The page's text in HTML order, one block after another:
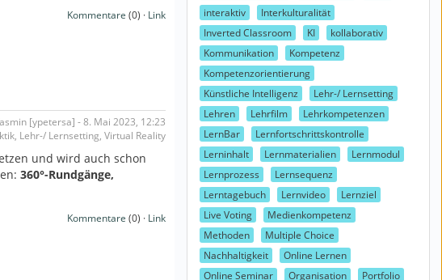
Kommentare (0) · Link
[ypetersa] - 8. Mai 2023, 12:23
Lehr-/ Lernsetting, Virtual Reality
und wird auch schon
360°-Rundgänge,
Kommentare (0) · Link
interaktiv
Interkulturalität
Inverted Classroom
KI
kollaborativ
Kommunikation
Kompetenz
Kompetenzorientierung
Künstliche Intelligenz
Lehr-/ Lernsetting
Lehren
Lehrfilm
Lehrkompetenzen
LernBar
Lernfortschrittskontrolle
Lerninhalt
Lernmaterialien
Lernmodul
Lernprozess
Lernsequenz
Lerntagebuch
Lernvideo
Lernziel
Live Voting
Medienkompetenz
Methoden
Multiple Choice
Nachhaltigkeit
Online Lernen
Online Seminar
Organisation Portfolio